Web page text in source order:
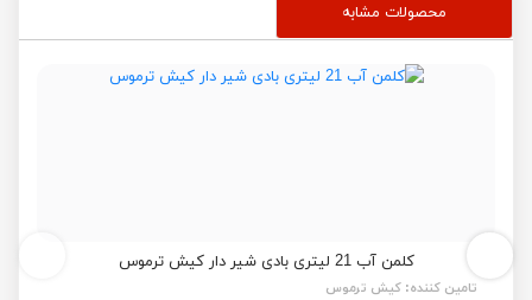
محصولات مشابه
کلمن آب 21 لیتری بادی شیر دار کیش ترموس
تامین کننده: کیش ترموس